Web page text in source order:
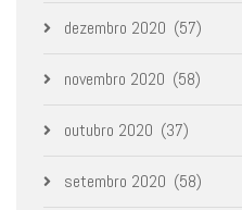
dezembro 2020 (57)
novembro 2020 (58)
outubro 2020 (37)
setembro 2020 (58)